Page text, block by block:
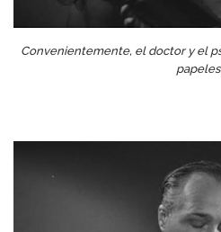
Convenientemente, el doctor y el